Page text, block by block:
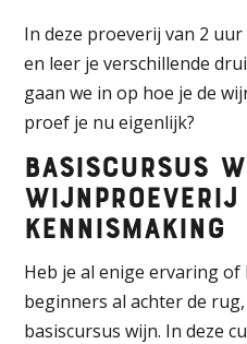
In deze proeverij van 2
en leer je verschillende
gaan we in op hoe je de
proef je nu eigenlijk?
Basiscursus
wijnproeverij
kennismaking
Heb je al enige ervaring
beginners al achter de
basiscursus wijn. In deze